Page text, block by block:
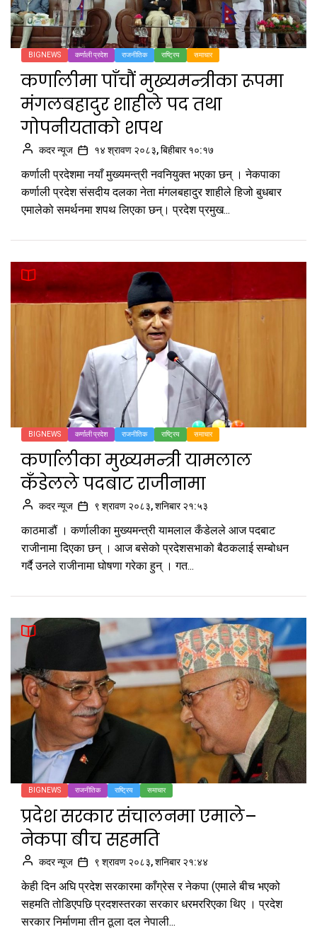
BIGNEWS कर्णाली प्रदेश राजनीतिक राष्ट्रिय समाचार
कर्णालीमा पाँचौं मुख्यमन्त्रीका रूपमा
मंगलबहादुर शाहीले पद तथा
गोपनीयताको शपथ
कदर न्यूज १४ श्रावण २०८३, बिहीबार १०:१७
कर्णाली प्रदेशमा नयाँ मुख्यमन्त्री नवनियुक्त भएका छन् । नेकपाका
कर्णाली प्रदेश संसदीय दलका नेता मंगलबहादुर शाहीले हिजो बुधबार
एमालेको समर्थनमा शपथ लिएका छन्। प्रदेश प्रमुख...
BIGNEWS कर्णाली प्रदेश राजनीतिक राष्ट्रिय समाचार
कर्णालीका मुख्यमन्त्री यामलाल
कँडेलले पदबाट राजीनामा
कदर न्यूज ९ श्रावण २०८३, शनिबार २१:५३
काठमाडौं । कर्णालीका मुख्यमन्त्री यामलाल कँडेलले आज पदबाट
राजीनामा दिएका छन् । आज बसेको प्रदेशसभाको बैठकलाई सम्बोधन
गर्दै उनले राजीनामा घोषणा गरेका हुन् । गत...
BIGNEWS राजनीतिक राष्ट्रिय समाचार
प्रदेश सरकार संचालनमा एमाले–
नेकपा बीच सहमति
कदर न्यूज ९ श्रावण २०८३, शनिबार २१:४४
केही दिन अघि प्रदेश सरकारमा काँग्रेस र नेकपा (एमाले बीच भएको
सहमति तोडिएपछि प्रदशस्तरका सरकार धरमररिएका थिए । प्रदेश
सरकार निर्माणमा तीन ठूला दल नेपाली...